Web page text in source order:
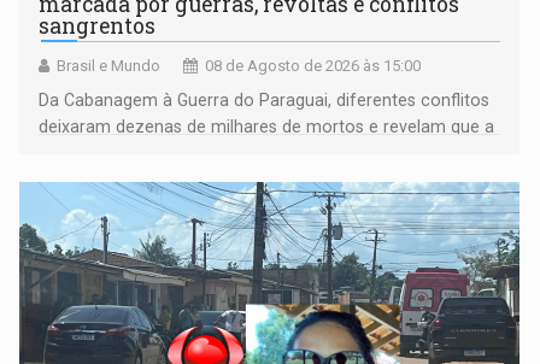
sangrentos
Brasil e Mundo 08 de Agosto de 2026 às 15:00
Da Cabanagem à Guerra do Paraguai, diferentes conflitos
deixaram dezenas de milhares de mortos e revelam que a
territoriais e sociais